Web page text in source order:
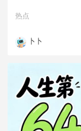
热点
卜卜